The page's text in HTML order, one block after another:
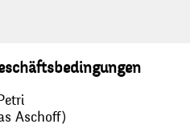
Aschoff)